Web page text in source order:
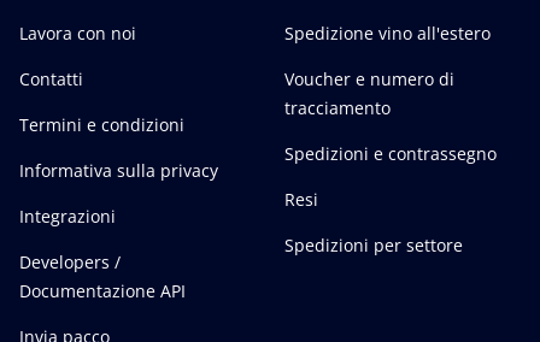
Lavora con noi
Contatti
Termini e condizioni
Informativa sulla privacy
Integrazioni
Developers /
Documentazione API
Invia pacco
Spedizione vino all'estero
Voucher e numero di
tracciamento
Spedizioni e contrassegno
Resi
Spedizioni per settore